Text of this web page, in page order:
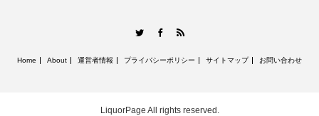
TwitterFacebook
Home About 運営者情報 プライバシーポリシー サイトマップ お問い合わせ
LiquorPage All rights reserved.